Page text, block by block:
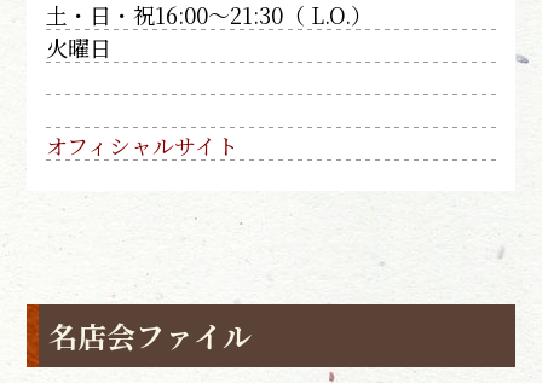
土・日・祝16:00～21:30（ L.O.）
火曜日
オフィシャルサイト
名店会ファイル